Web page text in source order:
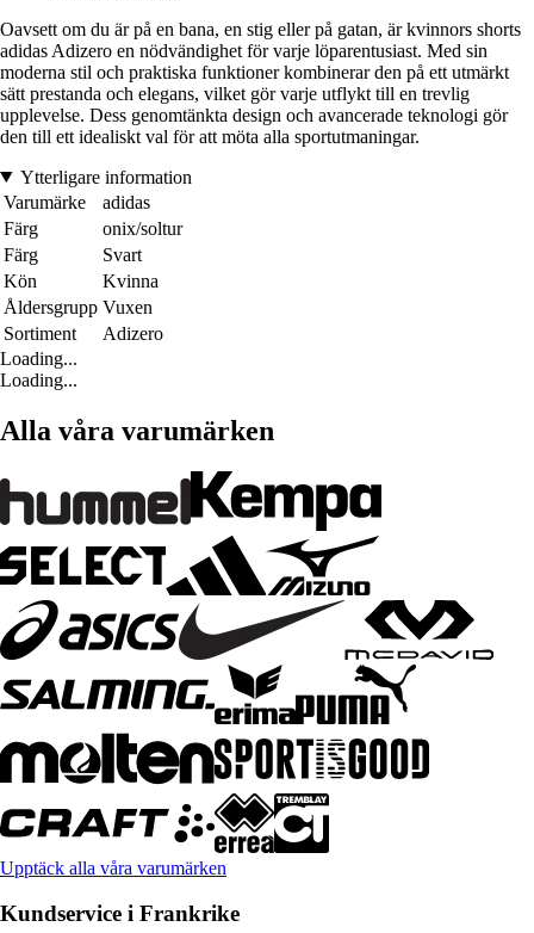
Oavsett om du är på en bana, en stig eller på gatan, är kvinnors shorts
adidas Adizero en nödvändighet för varje löparentusiast. Med sin
moderna stil och praktiska funktioner kombinerar den på ett utmärkt
sätt prestanda och elegans, vilket gör varje utflykt till en trevlig
upplevelse. Dess genomtänkta design och avancerade teknologi gör
den till ett idealiskt val för att möta alla sportutmaningar.
Ytterligare information
Varumärke
adidas
Färg
onix/soltur
Färg
Svart
Kön
Kvinna
Åldersgrupp Vuxen
Sortiment
Adizero
Loading...
Loading...
Alla våra varumärken
Upptäck alla våra varumärken
Kundservice i Frankrike